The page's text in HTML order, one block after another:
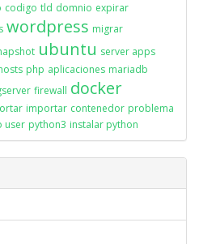
codigo tld domnio expirar
wordpress migrar
ubuntu server apps
php aplicaciones mariadb
firewall docker
importar contenedor problema
user python3 instalar python